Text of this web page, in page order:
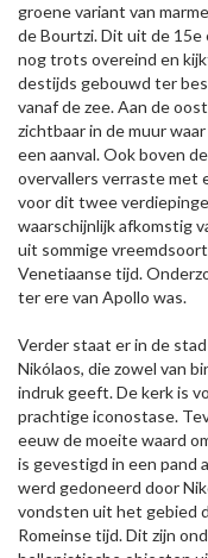
groene variant van
de Bourtzi. Dit uit de
nog trots overeind en
destijds gebouwd ter
vanaf de zee. Aan de
zichtbaar in de muur
een aanval. Ook boven
overvallers verraste met
voor dit twee
waarschijnlijk afkomstig
uit sommige
Venetiaanse tijd.
ter ere van Apollo was.
Verder staat er in de
Nikólaos, die zowel van
indruk geeft. De kerk is
prachtige iconostase.
eeuw de moeite waard
is gevestigd in een pand
werd gedoneerd door
vondsten uit het gebied
Romeinse tijd. Dit zijn